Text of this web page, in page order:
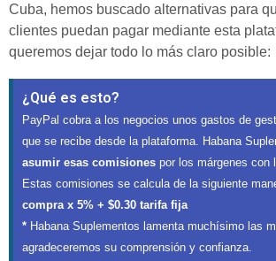
Cuba, hemos buscado alternativas para
clientes puedan pagar mediante esta
queremos dejar todo lo más claro posible:
¿Qué es esto?
PayPal cobra a los negocios unos gastos de
que se recibe desde la plataforma. Habana
asumir esas comisiones por los márgenes con
Estas comisiones se calcula de la siguiente
compra x 5% + $0.30 tarifa fija
* Habana Suplementos lamenta muchísimo las
agradeceremos su comprensión y confianza.